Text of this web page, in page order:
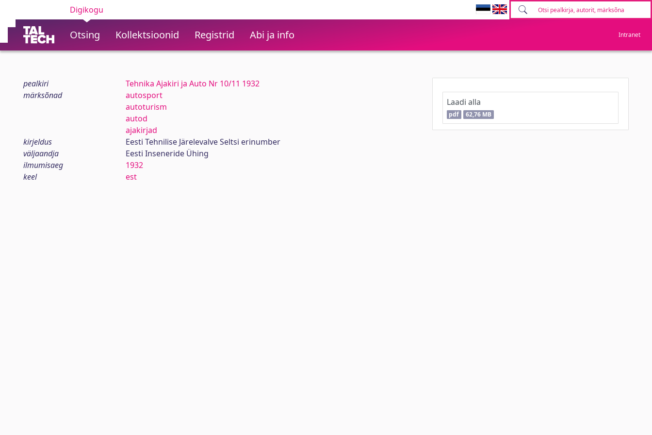
Digikogu
Otsing Kollektsioonid Registrid Abi ja info Intranet
pealkiri
Tehnika Ajakiri ja Auto Nr 10/11 1932
märksõnad
autosport
autoturism
autod
ajakirjad
kirjeldus
Eesti Tehnilise Järelevalve Seltsi erinumber
väljaandja
Eesti Inseneride Ühing
ilmumisaeg
1932
keel
est
Laadi alla
pdf 62,76 MB